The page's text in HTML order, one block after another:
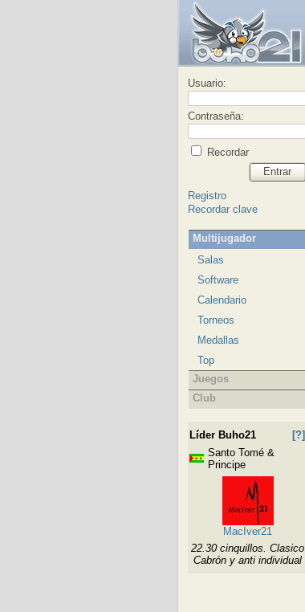
Usuario:
Contraseña:
Recordar
Entrar
Registro
Recordar clave
Multijugador
Salas
Software
Calendario
Torneos
Medallas
Top
Juegos
Club
Líder Buho21
[?]
Santo Tomé &
Principe
MacIver21
22.30 cinquillos. Clasico
Cabrón y anti individual